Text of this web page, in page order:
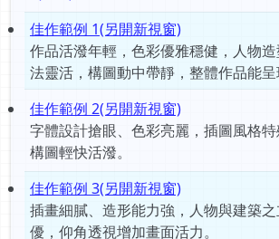
佳作範例 1(另開新視窗)
作品活潑年輕，色彩優雅穩健，人物
法靈活，構圖動中帶靜，整體作品能呈
佳作範例 2(另開新視窗)
字體設計搶眼、色彩亮麗，插圖風格
構圖輕快活潑。
佳作範例 3(另開新視窗)
插畫細膩、造形能力強，人物與建築
優，仰角透視增加畫面活力。